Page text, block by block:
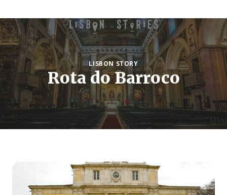
LISBON STORY
Rota do Barroco